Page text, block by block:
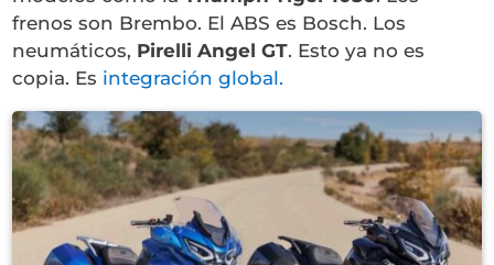
frenos son Brembo. El ABS es Bosch. Los
neumáticos, Pirelli Angel GT. Esto ya no es
copia. Es integración global.